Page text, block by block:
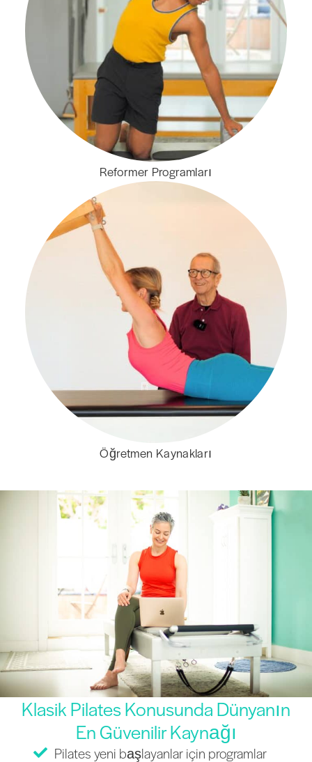
Reformer Programları
Öğretmen Kaynakları
Klasik Pilates Konusunda Dünyanın
En Güvenilir Kaynağı
Pilates yeni başlayanlar için programlar